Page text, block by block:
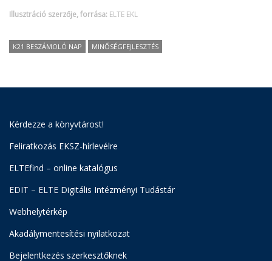
Illusztráció szerzője, forrása: ELTE EKL
K21 BESZÁMOLÓ NAP MINŐSÉGFEJLESZTÉS
Kérdezze a könyvtárost!
Feliratkozás EKSZ-hírlevélre
ELTEfind – online katalógus
EDIT – ELTE Digitális Intézményi Tudástár
Webhelytérkép
Akadálymentesítési nyilatkozat
Bejelentkezés szerkesztőknek